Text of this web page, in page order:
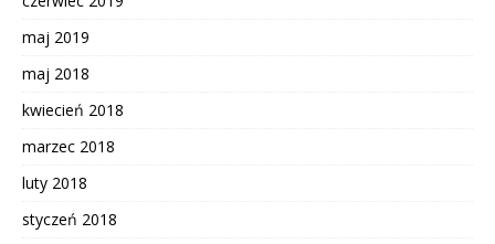
maj 2019
maj 2018
kwiecień 2018
marzec 2018
luty 2018
styczeń 2018